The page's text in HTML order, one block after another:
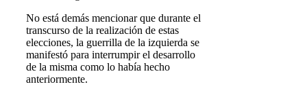
No está demás mencionar que durante el
transcurso de la realización de estas
elecciones, la guerrilla de la izquierda se
manifestó para interrumpir el desarrollo
de la misma como lo había hecho
anteriormente.